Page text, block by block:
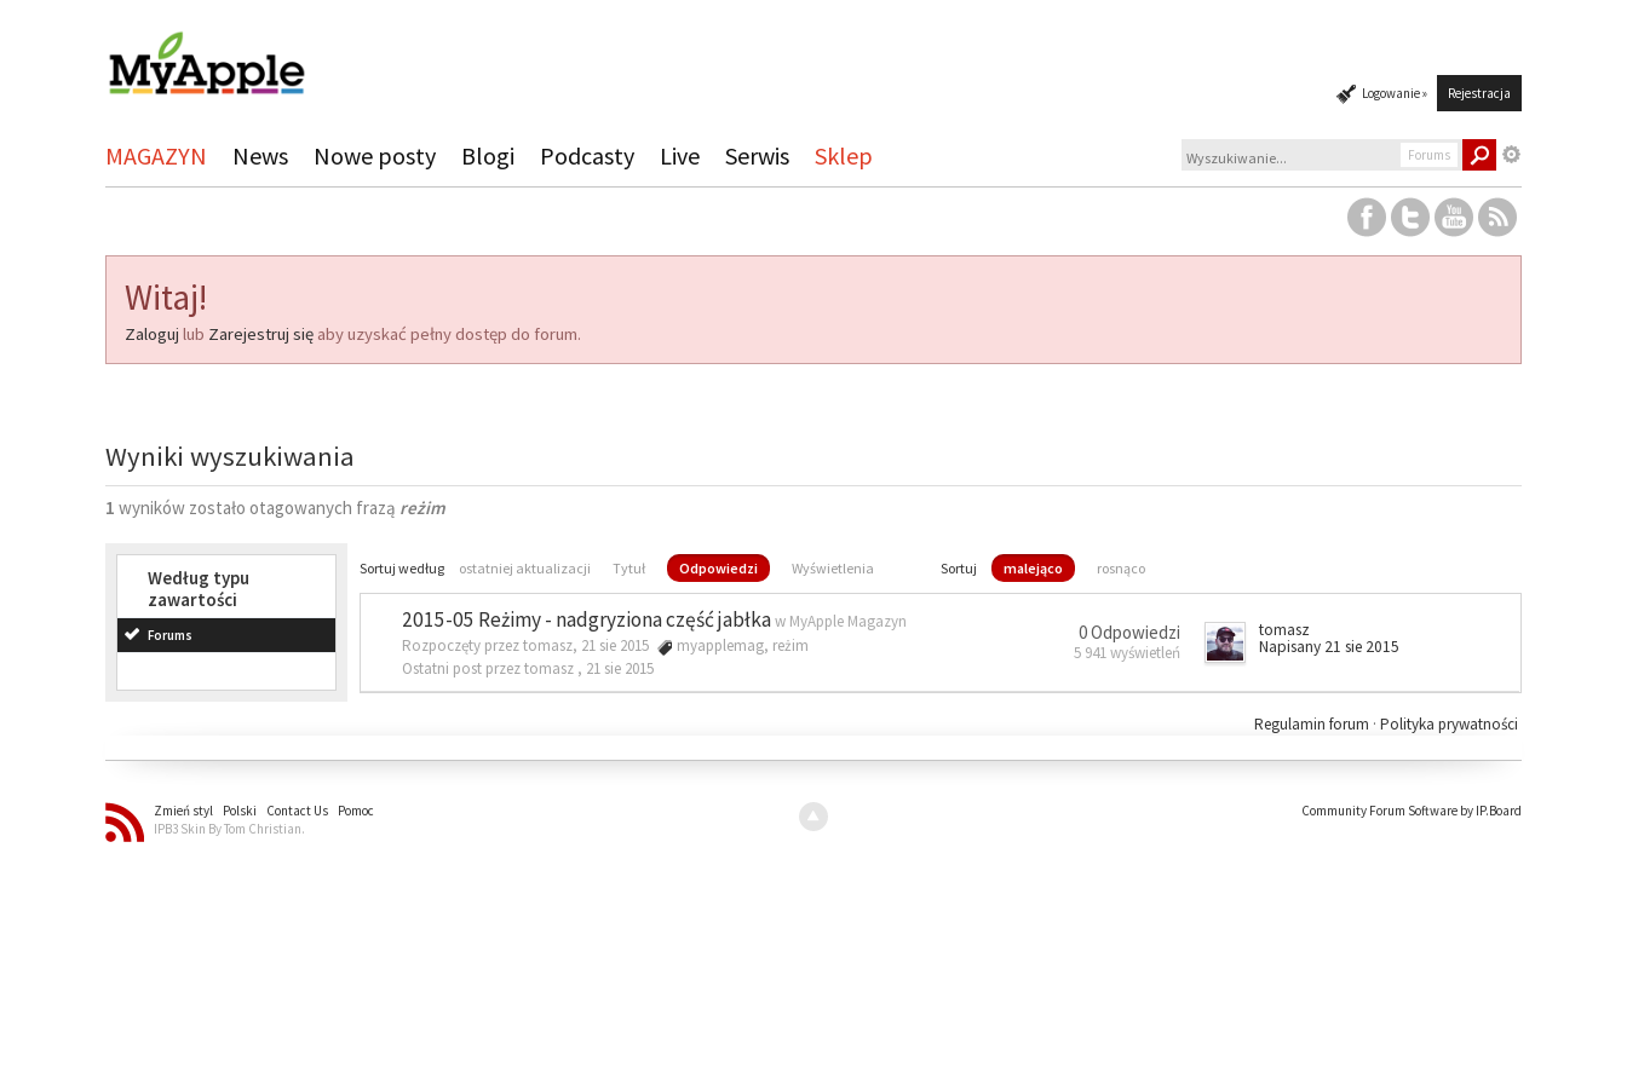
Logowanie » Rejestracja
MAGAZYN News Nowe posty Blogi Podcasty Live Serwis Sklep Forums
Witaj!
Zaloguj lub Zarejestruj się aby uzyskać pełny dostęp do forum.
Wyniki wyszukiwania
1 wyników zostało otagowanych frazą reżim
Według typu
zawartości
Forums
Sortuj według ostatniej aktualizacji Tytuł Odpowiedzi Wyświetlenia Sortuj malejąco rosnąco
2015-05 Reżimy - nadgryziona część jabłkaw MyApple Magazyn
Rozpoczęty przez tomasz, 21 sie 2015
myapplemag, reżim
Ostatni post przez tomasz , 21 sie 2015
0 Odpowiedzi
5 941 wyświetleń
tomasz
Napisany 21 sie 2015
Polityka prywatności
Regulamin forum ·
Zmień styl Polski Contact Us
Pomoc
IPB3 Skin By Tom Christian.
Community Forum Software by IP.Board